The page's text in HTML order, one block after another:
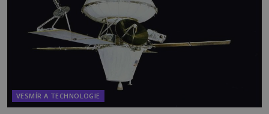
VESMÍR A TECHNOLOGIE